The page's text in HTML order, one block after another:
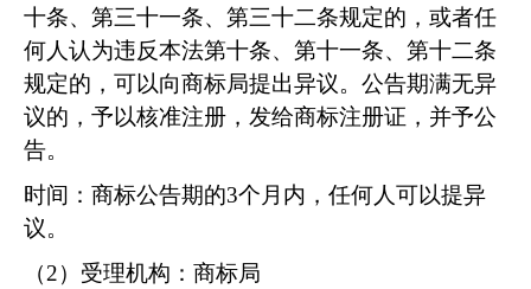
十条、第三十一条、第三十二条规定的，或者任
何人认为违反本法第十条、第十一条、第十二条
规定的，可以向商标局提出异议。公告期满无异
议的，予以核准注册，发给商标注册证，并予公
告。
时间：商标公告期的3个月内，任何人可以提异
议。
（2）受理机构：商标局